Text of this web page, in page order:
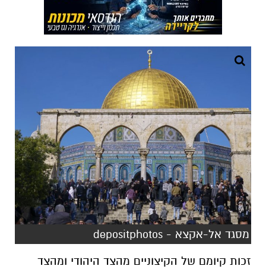
מסגד אל-אקצא - depositphotos
זכות קיומם של הקיצוניים מהצד היהודי ומהצד